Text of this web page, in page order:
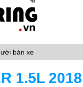
bán xe
1.5L 2018